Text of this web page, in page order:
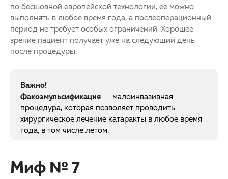
по бесшовной европейской технологии, ее можно
выполнять в любое время года, а послеоперационный
период не требует особых ограничений. Хорошее
зрение пациент получает уже на следующий день
после процедуры.
Важно!
Факоэмульсификация — малоинвазивная
процедура, которая позволяет проводить
хирургическое лечение катаракты в любое время
года, в том числе летом.
Миф № 7